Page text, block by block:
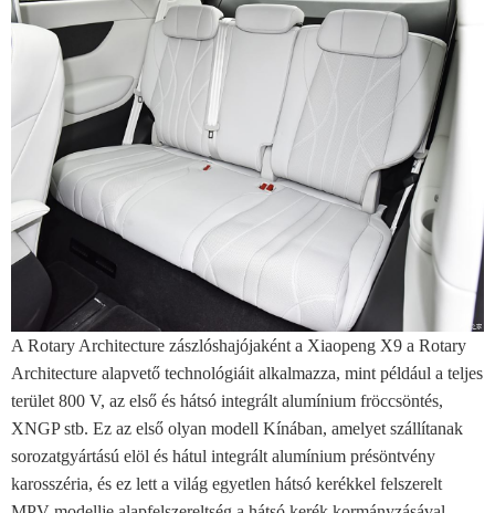
A Rotary Architecture zászlóshajójaként a Xiaopeng X9 a Rotary
Architecture alapvető technológiáit alkalmazza, mint például a teljes
terület 800 V, az első és hátsó integrált alumínium fröccsöntés,
XNGP stb. Ez az első olyan modell Kínában, amelyet szállítanak
sorozatgyártású elöl és hátul integrált alumínium présöntvény
karosszéria, és ez lett a világ egyetlen hátsó kerékkel felszerelt